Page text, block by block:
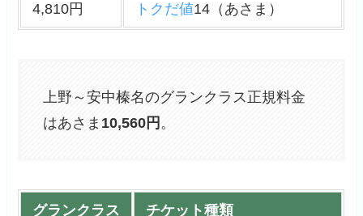
4,810円 トクだ値14（あさま）
上野～安中榛名のグランクラス正規料金
はあさま 10,560 円 。
グランクラス チケット種類